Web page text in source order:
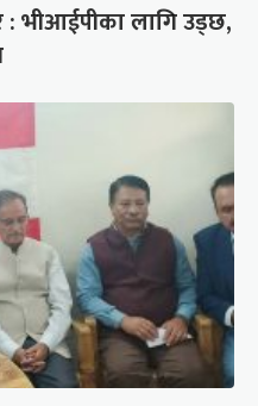
: भीआईपीका लागि उड्छ,